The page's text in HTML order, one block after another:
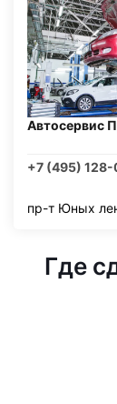
Автосервис
+7 (495)
пр-т Юных
Где